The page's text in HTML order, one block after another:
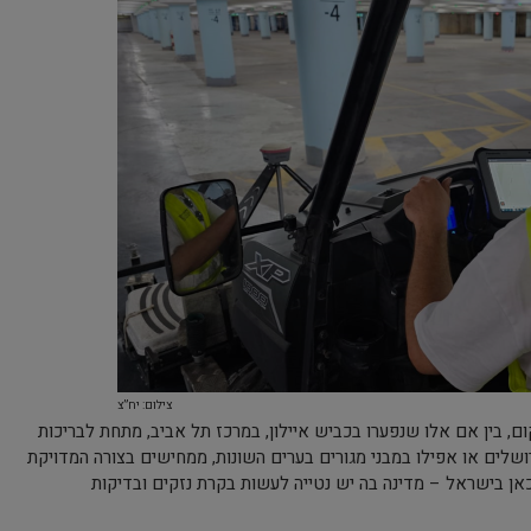
צילום: יח”צ
בין אם אלו שנפערו בכביש איילון, במרכז תל אביב, מתחת לבריכות
או אפילו במבני מגורים בערים השונות, ממחישים בצורה המדויקת
בישראל – מדינה בה יש נטייה לעשות בקרת נזקים ובדיקות